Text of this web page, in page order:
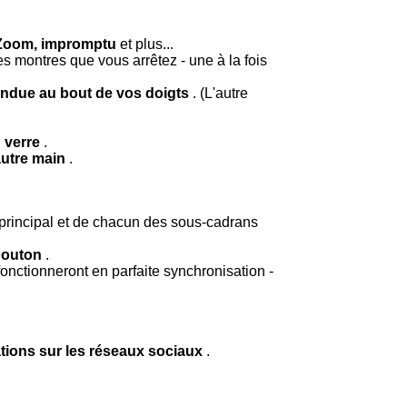
impromptu et plus...
montres que vous arrêtez - une à la fois
au bout de vos doigts . (L'autre
verre .
main .
et de chacun des sous-cadrans
.
en parfaite synchronisation -
sur les réseaux sociaux .